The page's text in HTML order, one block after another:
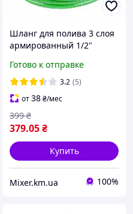
Шланг для полива 3 слоя
армированный 1/2"
(5068035) ПВХ, зеленый
Готово к отправке
3.2 (5)
от38₴/мес
379.05₴
399 ₴
Купить
Mixer.km.ua 100%